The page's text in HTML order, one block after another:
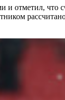
и отметил, что